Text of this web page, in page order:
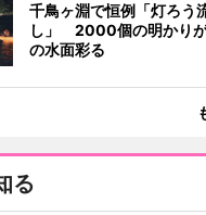
千鳥ヶ淵で恒例「灯ろう
し」 2000個の明かり
の水面彩る
る